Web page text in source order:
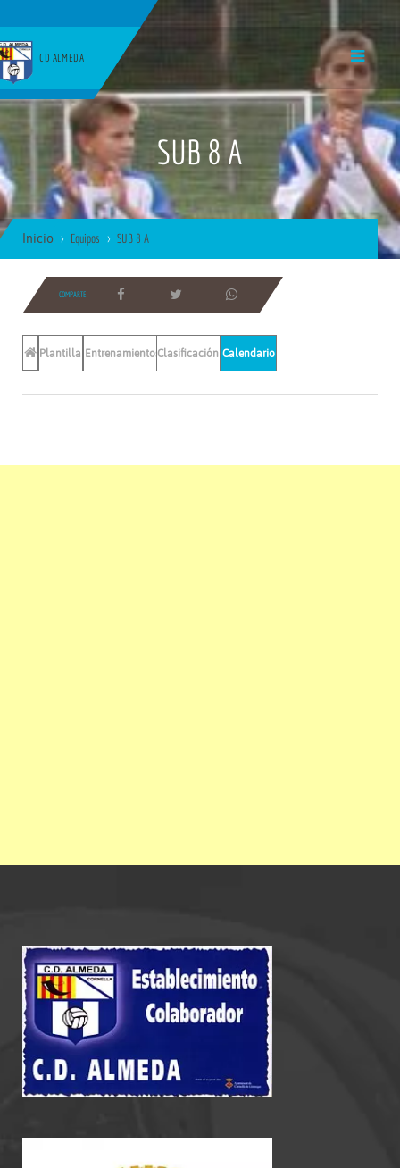
CD ALMEDA
SUB 8 A
Inicio Equipos SUB 8 A
COMPARTE
Plantilla EntrenamientosClasificación Calendario